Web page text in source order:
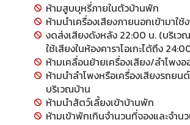
ห้ามสูบบุหรี่ภายในตัวบ้านพัก
ห้ามนำเครื่องเสียงภายนอกเข้ามาใช้
งดส่งเสียงดังหลัง 22:00 น. (บริเว
ใช้เสียงในห้องคาราโอเกะได้ถึง
ห้ามเคลื่อนย้ายเครื่องเสียง/ลำโพง
ห้ามนำลำโพงหรือเครื่องเสียงรถยน
บริเวณบ้าน
ห้ามนำสัตว์เลี้ยงเข้าบ้านพัก
ห้ามเข้าพักเกินจำนวนที่จองและจำน